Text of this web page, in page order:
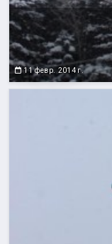
11 февр. 2014 г.